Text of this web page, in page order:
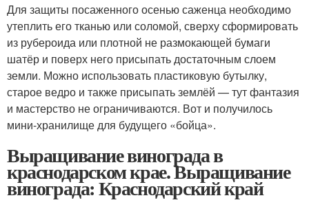
Для защиты посаженного осенью саженца необходимо
утеплить его тканью или соломой, сверху сформировать
из рубероида или плотной не размокающей бумаги
шатёр и поверх него присыпать достаточным слоем
земли. Можно использовать пластиковую бутылку,
старое ведро и также присыпать землёй — тут фантазия
и мастерство не ограничиваются. Вот и получилось
мини-хранилище для будущего «бойца».
Выращивание винограда в
краснодарском крае. Выращивание
винограда: Краснодарский край